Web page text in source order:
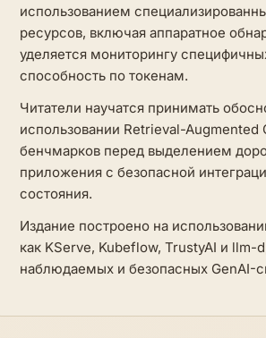
использованием
ресурсов, включая аппаратное
уделяется мониторингу
способность по токенам.
Читатели научатся принимать
использовании Retrieval-
бенчмарков перед выделением
приложения с безопасной
состояния.
Издание построено на
как KServe, Kubeflow, TrustyAI и llm-
наблюдаемых и безопасных GenAI-